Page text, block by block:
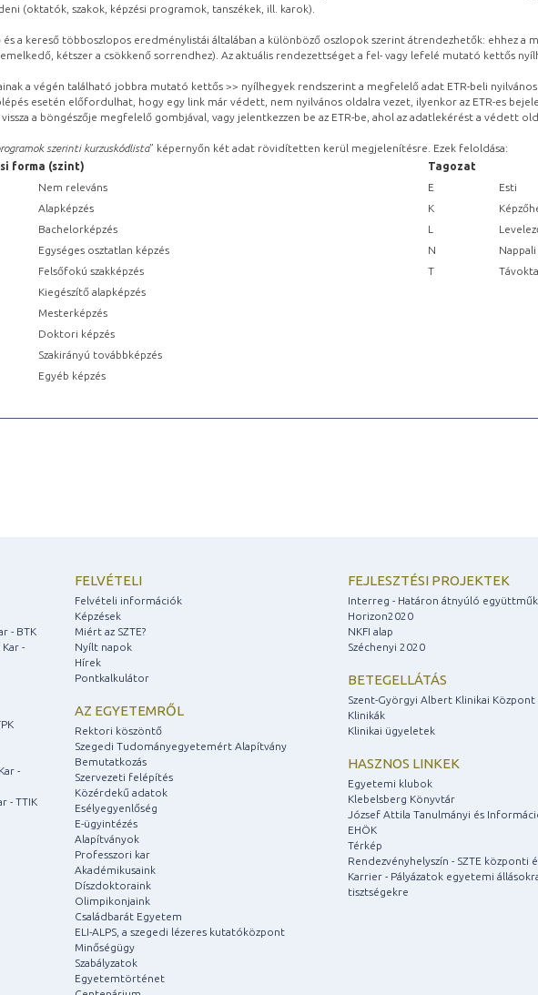
(oktatók, szakok, képzési programok, tanszékek, ill. karok).
és a kereső többoszlopos eredménylistái általában a különböző oszlopok szerint átrendezhetők: ehhez a
emelkedő, kétszer a csökkenő sorrendhez). Az aktuális rendezettséget a fel- vagy lefelé mutató kettős
a végén található jobbra mutató kettős >> nyílhegyek rendszerint a megfelelő adat ETR-beli
esetén előfordulhat, hogy egy link már védett, nem nyilvános oldalra vezet, ilyenkor az ETR-es
a böngészője megfelelő gombjával, vagy jelentkezzen be az ETR-be, ahol az adatlekérést a védett
szerinti kurzuskódlista” képernyőn két adat rövidítetten kerül megjelenítésre. Ezek feloldása:
forma (szint)
Tagozat
Nem releváns E
Esti
Alapképzés K
Bachelorképzés L
Egységes osztatlan képzés N
Nappali
Felsőfokú szakképzés T
Kiegészítő alapképzés
Mesterképzés
Doktori képzés
Szakirányú továbbképzés
Egyéb képzés
- BTK
-
-
- TTIK
FELVÉTELI
Felvételi információk
Képzések
Miért az SZTE?
Nyílt napok
Hírek
Pontkalkulátor
AZ EGYETEMRŐL
Rektori köszöntő
Szegedi Tudományegyetemért Alapítvány
Bemutatkozás
Szervezeti felépítés
Közérdekű adatok
Esélyegyenlőség
E-ügyintézés
Alapítványok
Professzori kar
Akadémikusaink
Díszdoktoraink
Olimpikonjaink
Családbarát Egyetem
ELI-ALPS, a szegedi lézeres kutatóközpont
Minőségügy
Szabályzatok
Egyetemtörténet
FEJLESZTÉSI PROJEKTEK
Interreg - Határon átnyúló
Horizon2020
NKFI alap
Széchenyi 2020
BETEGELLÁTÁS
Szent-Györgyi Albert Klinikai Központ
Klinikák
Klinikai ügyeletek
HASZNOS LINKEK
Egyetemi klubok
Klebelsberg Könyvtár
József Attila Tanulmányi és
EHÖK
Térkép
Rendezvényhelyszín - SZTE központi
Karrier - Pályázatok egyetemi
tisztségekre